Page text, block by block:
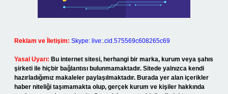
Reklam ve İletişim: Skype: live:.cid.575569c608265c69
Yasal Uyarı: Bu internet sitesi, herhangi bir marka, kurum veya şahıs
şirketi ile hiçbir bağlantısı bulunmamaktadır. Sitede yalnızca kendi
hazırladığımız makaleler paylaşılmaktadır. Burada yer alan içerikler
haber niteliği taşımamakta olup, gerçek kurum ve kişiler hakkında